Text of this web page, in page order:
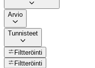
Arvio
Tunnisteet
Filtteröinti
Filtteröinti